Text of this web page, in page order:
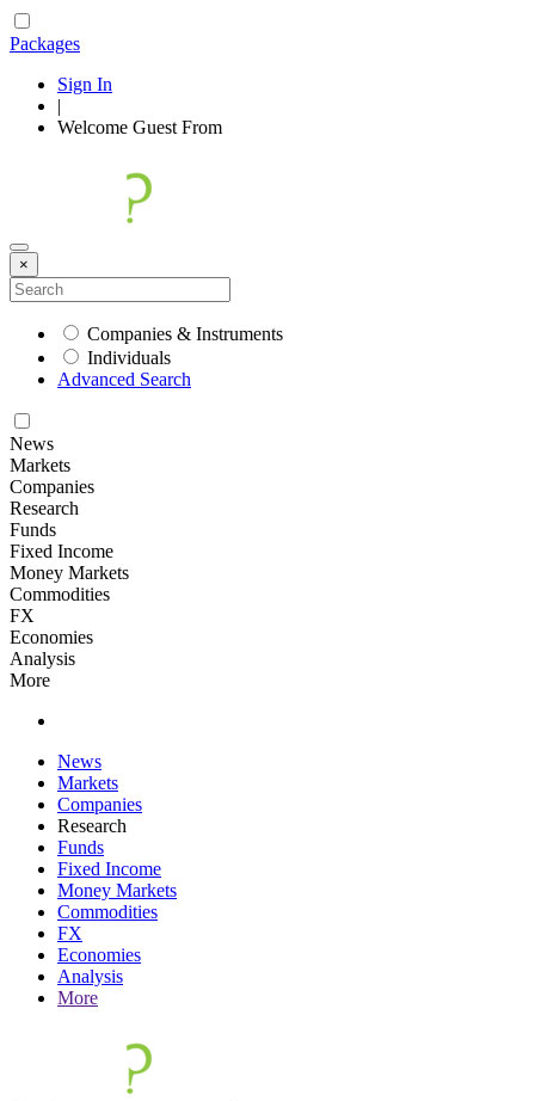
Packages
Sign In
|
Welcome Guest From
×
Companies & Instruments
Individuals
Advanced Search
News
Markets
Companies
Research
Funds
Fixed Income
Money Markets
Commodities
FX
Economies
Analysis
More
News
Markets
Companies
Research
Funds
Fixed Income
Money Markets
Commodities
FX
Economies
Analysis
More